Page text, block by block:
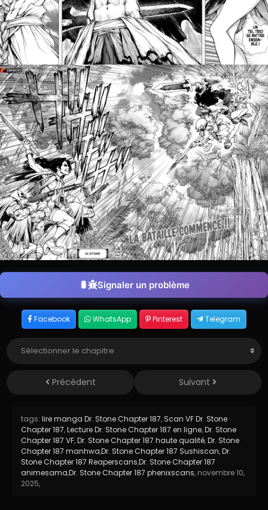
Signaler un problème
Facebook WhatsApp Pinterest Telegram
Précédent Suivant
tags: lire manga Dr. Stone Chapter 187, Scan VF Dr. Stone
Chapter 187,Lecture Dr. Stone Chapter 187 en ligne,Dr. Stone
Chapter 187 VF,Dr. Stone Chapter 187 haute qualité,Dr. Stone
Chapter 187 manhwa,Dr. Stone Chapter 187 Sushiscan,Dr.
Stone Chapter 187 Reaperscans,Dr. Stone Chapter 187
animesama,Dr. Stone Chapter 187 phenixscans, novembre 10,
2025,